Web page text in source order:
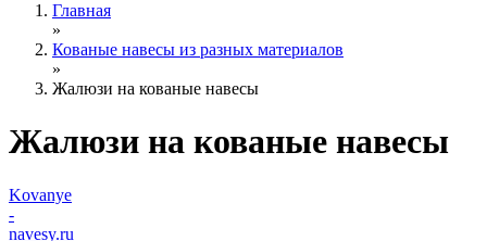
Главная
»
Кованые навесы из разных материалов
»
Жалюзи на кованые навесы
Жалюзи на кованые навесы
Kovanye
-
navesy.ru